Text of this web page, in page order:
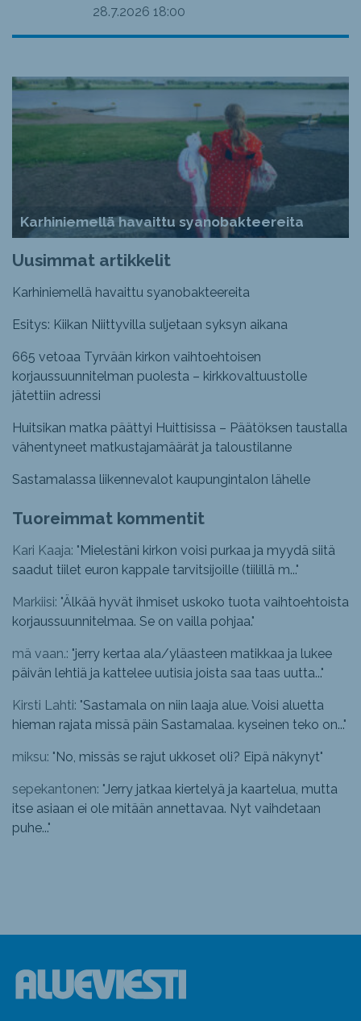
28.7.2026 18:00
Karhiniemellä havaittu syanobakteereita
Uusimmat artikkelit
Karhiniemellä havaittu syanobakteereita
Esitys: Kiikan Niittyvilla suljetaan syksyn aikana
665 vetoaa Tyrvään kirkon vaihtoehtoisen
korjaussuunnitelman puolesta – kirkkovaltuustolle
jätettiin adressi
Huitsikan matka päättyi Huittisissa – Päätöksen taustalla
vähentyneet matkustajamäärät ja taloustilanne
Sastamalassa liikennevalot kaupungintalon lähelle
Tuoreimmat kommentit
Kari Kaaja: "Mielestäni kirkon voisi purkaa ja myydä siitä
saadut tiilet euron kappale tarvitsijoille (tiilillä m..."
Markiisi: "Älkää hyvät ihmiset uskoko tuota vaihtoehtoista
korjaussuunnitelmaa. Se on vailla pohjaa."
mä vaan.: "jerry kertaa ala/yläasteen matikkaa ja lukee
päivän lehtiä ja kattelee uutisia joista saa taas uutta..."
Kirsti Lahti: "Sastamala on niin laaja alue. Voisi aluetta
hieman rajata missä päin Sastamalaa. kyseinen teko on..."
miksu: "No, missäs se rajut ukkoset oli? Eipä näkynyt"
sepekantonen: "Jerry jatkaa kiertelyä ja kaartelua, mutta
itse asiaan ei ole mitään annettavaa. Nyt vaihdetaan
puhe..."